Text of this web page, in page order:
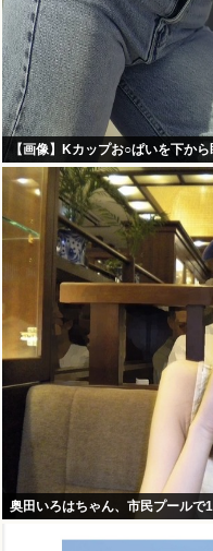
【画像】Kカップお○ぱいを下か
奥田いろはちゃん、市民プールで